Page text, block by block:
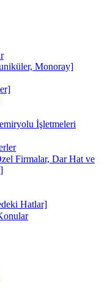
Monoray]
İşletmeleri
Firmalar, Dar Hat ve
Hatlar]